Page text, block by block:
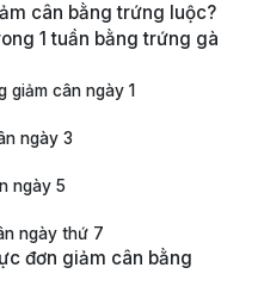
cân bằng trứng luộc?
1 tuần bằng trứng gà
giảm cân ngày 1
ngày 3
ngày 5
ngày thứ 7
đơn giảm cân bằng